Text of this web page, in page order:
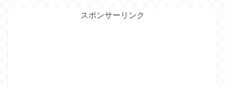
スポンサーリンク